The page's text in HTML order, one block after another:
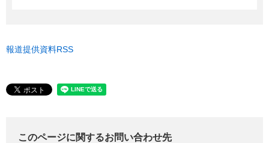
報道提供資料RSS
このページに関するお問い合わせ先